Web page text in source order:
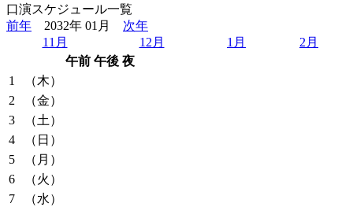
口演スケジュール一覧
前年 2032年 01月 次年
11月
12月 1月 2月
午前 午後 夜
1
（木）
2
（金）
3
（土）
4
（日）
5
（月）
6
（火）
7
（水）